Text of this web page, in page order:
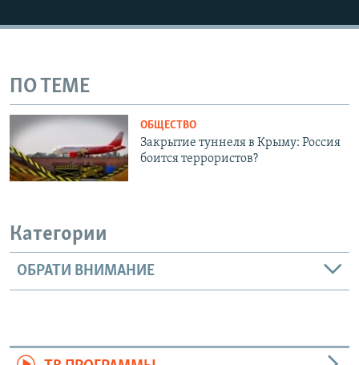
ПО ТЕМЕ
ОБЩЕСТВО
Закрытие туннеля в Крыму: Россия
боится террористов?
Категории
ОБРАТИ ВНИМАНИЕ